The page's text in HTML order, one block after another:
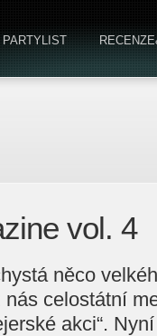
PARTYLIST
vol. 4
něco
nás celostátní
akci“.